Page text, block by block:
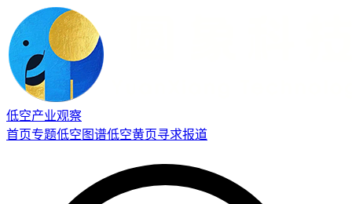
低空产业观察
首页专题低空图谱低空黄页寻求报道